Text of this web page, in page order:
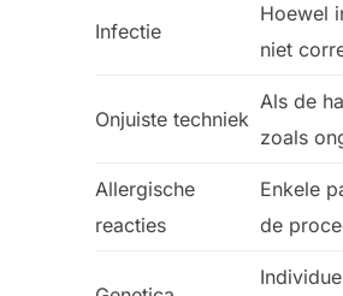
Infectie
Hoewel
niet
Onjuiste techniek
Als de
zoals
Allergische
reacties
Enkele
de